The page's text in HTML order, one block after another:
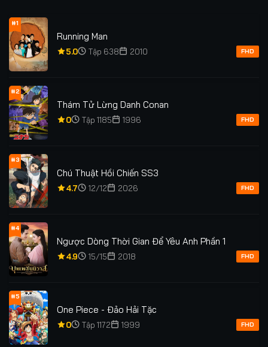
#1
Running Man
5.0 Tập 638 2010 FHD
#2
Thám Tử Lừng Danh Conan
0 Tập 1185 1996 FHD
#3
Chú Thuật Hồi Chiến SS3
4.7 12/12 2026 FHD
#4
Ngược Dòng Thời Gian Để Yêu Anh Phần 1
4.9 15/15 2018 FHD
#5
One Piece - Đảo Hải Tặc
0 Tập 1172 1999 FHD